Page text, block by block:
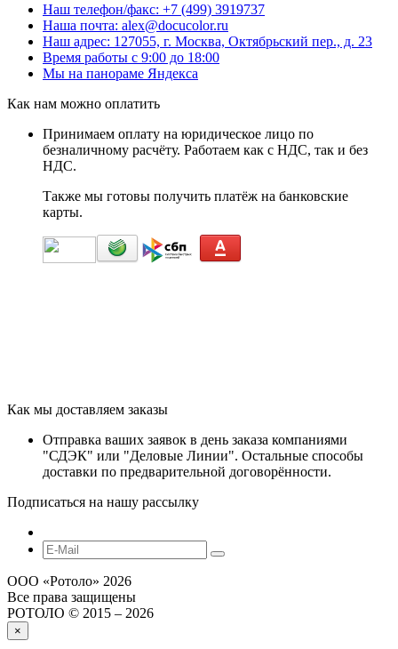
Наш телефон/факс: +7 (499) 3919737
Наша почта: alex@docucolor.ru
Наш адрес: 127055, г. Москва, Октябрьский пер., д. 23
Время работы с 9:00 до 18:00
Мы на панораме Яндекса
Как нам можно оплатить
Принимаем оплату на юридическое лицо по
безналичному расчёту. Работаем как с НДС, так и без
НДС.
Также мы готовы получить платёж на банковские
карты.
Как мы доставляем заказы
Отправка ваших заявок в день заказа компаниями
"СДЭК" или "Деловые Линии". Остальные способы
доставки по предварительной договорённости.
Подписаться на нашу рассылку
ООО «‎Ротоло» 2026
Все права защищены
РОТОЛО © 2015 – 2026
×